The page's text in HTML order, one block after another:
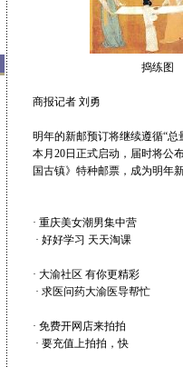
捣练图
商报记者 刘勇
明年的新邮预订将继续遵循“
本月20日正式启动，届时将公
国古镇》特种邮票，成为明年
· 重庆美女潮男集中营
· 好好学习 天天淘课
· 大渝社区 有你更精彩
· 求医问药大渝医导帮忙
· 免费开网店来拍拍
· 要充值上拍拍，快